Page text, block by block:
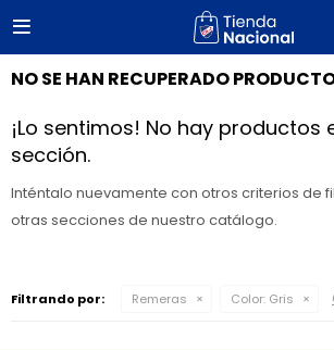

NO SE HAN RECUPERADO
¡Lo sentimos! No hay productos
sección.
Inténtalo nuevamente con otros criterios de
otras secciones de nuestro catálogo.
Filtrando por: Remeras Color: Gris
close